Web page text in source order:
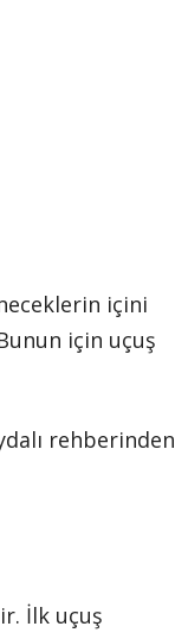
içini
için uçuş
rehberinden
İlk uçuş